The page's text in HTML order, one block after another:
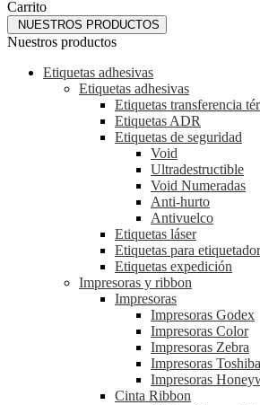
Carrito
NUESTROS PRODUCTOS
Nuestros productos
Etiquetas adhesivas
Etiquetas adhesivas
Etiquetas transferencia
Etiquetas ADR
Etiquetas de seguridad
Void
Ultradestructible
Void Numeradas
Anti-hurto
Antivuelco
Etiquetas láser
Etiquetas para
Etiquetas expedición
Impresoras y ribbon
Impresoras
Impresoras Godex
Impresoras Color
Impresoras Zebra
Impresoras Toshiba
Impresoras
Cinta Ribbon